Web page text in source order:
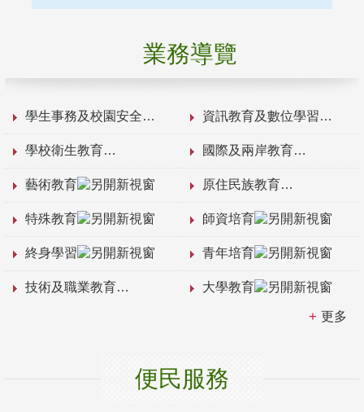
業務導覽
學生事務及校園安全 資訊教育及數位學習
學校衛生教育 國際及兩岸教育
藝術教育 原住民族教育
特殊教育 師資培育
終身學習 青年培育
技術及職業教育 大學教育
更多
便民服務